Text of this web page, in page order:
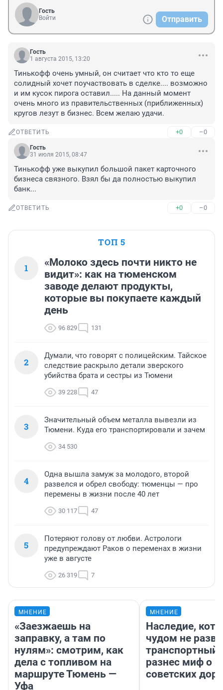
Гость
Войти
Отправить
Гость
1 августа 2015, 13:20
Тинькофф очень умный, он считает что кто то еще
солидный хочет поучаствовать в сделке.... возможно
и им кусок пирога оставил..... На данный момент
очень много из правительственных (приближенных)
кругов лезут в бизнес. Всем желаю удачи.
ОТВЕТИТЬ +0 –0
Гость
31 июля 2015, 08:47
Тинькофф уже выкупил большой пакет карточного
бизнеса связного. Взял бы да полностью выкупил
банк...
ОТВЕТИТЬ +0 –0
ТОП 5
1
«Молоко здесь почти никто не
видит»: как на тюменском
заводе делают продукты,
которые вы покупаете каждый
день
96 829 131
2
Думали, что говорят с полицейским. Тайское
следствие раскрыло детали зверского
убийства брата и сестры из Тюмени
39 228 47
3
Значительный объем металла вывезли из
Тюмени. Куда его транспортировали и зачем
34 530
4
Одна вышла замуж за молодого, второй
развелся и обрел свободу: тюменцы — про
перемены в жизни после 40 лет
30 117 47
5
Потеряют голову от любви. Астрологи
предупреждают Раков о переменах в жизни
уже в августе
26 319 7
МНЕНИЕ
«Заезжаешь на
заправку, а там по
нулям»: смотрим, как
дела с топливом на
маршруте Тюмень —
Уфа
МНЕНИЕ
Наследие,
чудом не
транспортный
разнес миф о
советских